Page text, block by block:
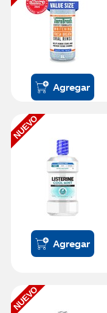
Agregar
NUEVO
Agregar
NUEVO